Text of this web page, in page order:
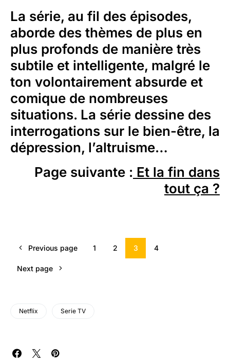
La série, au fil des épisodes,
aborde des thèmes de plus en
plus profonds de manière très
subtile et intelligente, malgré le
ton volontairement absurde et
comique de nombreuses
situations. La série dessine des
interrogations sur le bien-être, la
dépression, l’altruisme…
Page suivante : Et la fin dans
tout ça ?
Previous page 1 2 3 4
Next page
Netflix Serie TV